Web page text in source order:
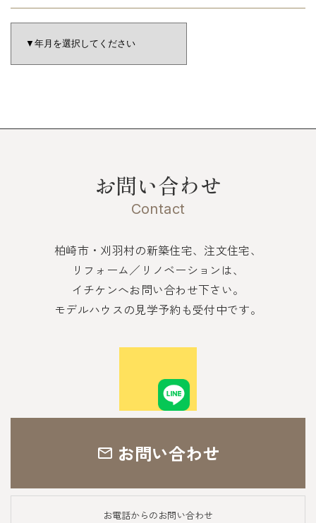
お問い合わせ
Contact
柏崎市・刈羽村の新築住宅、注文住宅、
リフォーム／リノベーションは、
イチケンへお問い合わせ下さい。
モデルハウスの見学予約も受付中です。
お問い合わせ
お電話からのお問い合わせ